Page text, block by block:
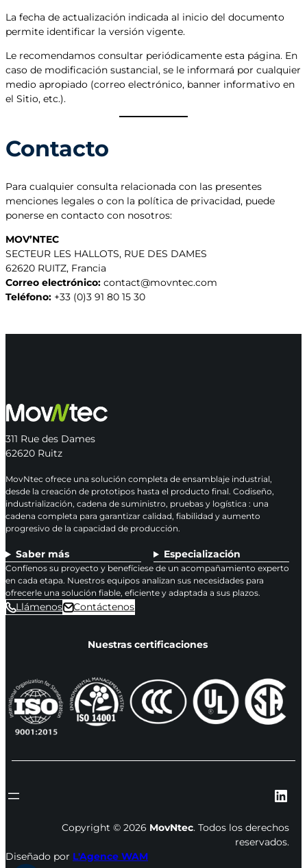
La fecha de actualización indicada al inicio del documento
permite identificar la versión vigente.
Le recomendamos consultar periódicamente esta página. En
caso de modificación sustancial, se le informará por cualquier
medio apropiado (correo electrónico, banner informativo en
el Sitio, etc.).
Contacto
Para cualquier consulta relacionada con las presentes
menciones legales o con la política de privacidad, puede
ponerse en contacto con nosotros:
MOV’NTEC
SECTEUR LES HALLOTS, RUE DES DAMES
62620 RUITZ, Francia
Correo electrónico: contact@movntec.com
Teléfono: +33 (0)3 91 80 15 30
311 Rue des Dames
62620 Ruitz
MovNtec ofrece una solución completa de ensamblaje industrial,
desde la creación de prototipos hasta el producto final. Codiseño,
industrialización, cadena de suministro, pruebas y logística : una
cadena completa para garantizar calidad, fiabilidad y aumento
progresivo de la capacidad de producción.
Saber más Especialización
Confíenos su proyecto y benefíciese de un acompañamiento experto
en cada etapa. Nuestros equipos analizan sus necesidades para
ofrecerle una solución fiable, eficiente y adaptada a sus plazos.
Llámenos Contáctenos
Nuestras certificaciones
Copyright © 2026 MovNtec. Todos los derechos
reservados.
Diseñado por L'Agence WAM